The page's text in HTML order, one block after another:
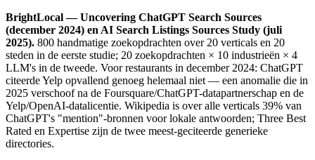
BrightLocal — Uncovering ChatGPT Search Sources
(december 2024) en AI Search Listings Sources Study (juli
2025). 800 handmatige zoekopdrachten over 20 verticals en 20
steden in de eerste studie; 20 zoekopdrachten × 10 industrieën × 4
LLM's in de tweede. Voor restaurants in december 2024: ChatGPT
citeerde Yelp opvallend genoeg helemaal niet — een anomalie die in
2025 verschoof na de Foursquare/ChatGPT-datapartnerschap en de
Yelp/OpenAI-datalicentie. Wikipedia is over alle verticals 39% van
ChatGPT's "mention"-bronnen voor lokale antwoorden; Three Best
Rated en Expertise zijn de twee meest-geciteerde generieke
directories.